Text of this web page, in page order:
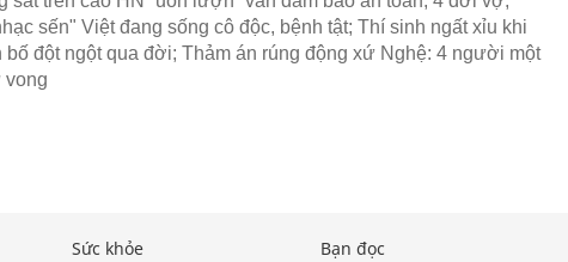
sến" Việt đang sống cô độc, bệnh tật; Thí sinh ngất xỉu khi
bố đột ngột qua đời; Thảm án rúng động xứ Nghệ: 4 người một
vong
Sức khỏe Bạn đọc